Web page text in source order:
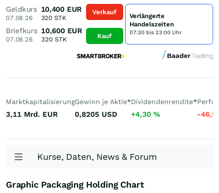
Geldkurs
07.08.26
10,400 EUR
320 STK
Briefkurs
07.08.26
10,600 EUR
320STK
Verkauf
Kauf
Verlängerte
Handelszeiten
07:30 bis 23:00 Uhr
Marktkapitalisierung
3,11 Mrd. EUR
Gewinn je Aktie*
0,8205 USD
Dividendenrendite*
+4,30 % -
Kurse, Daten, News & Forum
Graphic Packaging Holding Chart